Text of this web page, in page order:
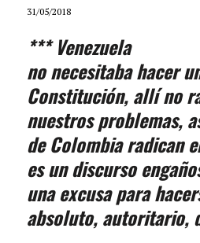
31/05/2018
*** Venezuela
no necesitaba hacer
Constitución, allí no
nuestros problemas,
de Colombia radican
es un discurso
una excusa para
absoluto, autoritario,